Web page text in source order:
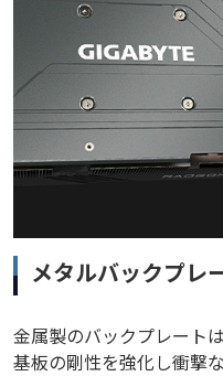
メタルバックプレ
金属製のバックプレート
基板の剛性を強化し衝撃